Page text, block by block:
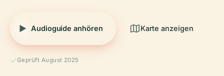
Audioguide anhören Karte anzeigen
Geprüft August 2025